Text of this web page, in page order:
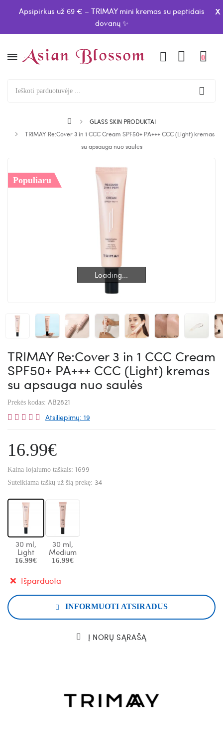
Apsipirkus už 69 € – TRIMAY mini kremas su peptidais
dovanų ✨
x
0
GLASS SKIN PRODUKTAI
TRIMAY Re:Cover 3 in 1 CCC Cream SPF50+ PA+++ CCC (Light) kremas
su apsauga nuo saulės
Loading...
Loading...
Populiaru
TRIMAY Re:Cover 3 in 1 CCC Cream
SPF50+ PA+++ CCC (Light) kremas
su apsauga nuo saulės
Prekės kodas: AB2821
Atsiliepimų: 19
16.99€
Kaina lojalumo taškais: 1699
Suteikiama taškų už šią prekę: 34
30 ml,
Light
16.99€
30 ml,
Medium
16.99€
Išparduota
INFORMUOTI ATSIRADUS
Į NORŲ SĄRAŠĄ